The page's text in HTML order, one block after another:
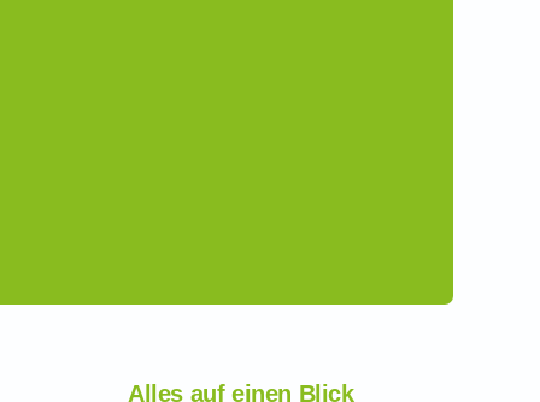
Alles auf einen Blick